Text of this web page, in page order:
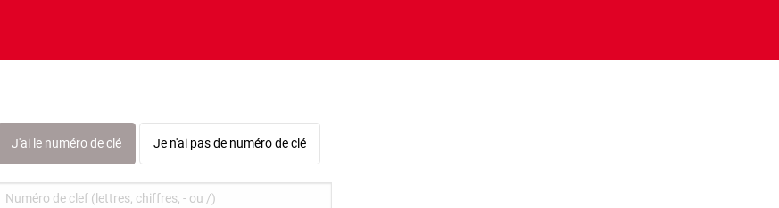
J'ai le numéro de clé Je n'ai pas de numéro de clé